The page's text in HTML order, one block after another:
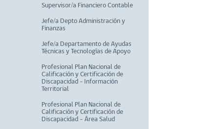
Supervisor/a Financiero Contable
Jefe/a Depto Administración y
Finanzas
Jefe/a Departamento de Ayudas
Técnicas y Tecnologías de Apoyo
Profesional Plan Nacional de
Calificación y Certificación de
Discapacidad - Información
Territorial
Profesional Plan Nacional de
Calificación y Certificación de
Discapacidad – Área Salud